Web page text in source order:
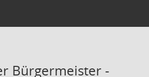
Bürgermeister -